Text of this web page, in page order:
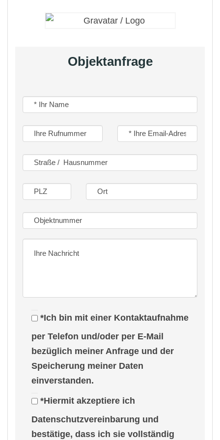
folgende Gewerke wurden bereits modernisiert:
Erneuerung der Abwasserleitungen 1980er
(Kunststoff/Isolierglas)
Erneuerung des Daches Haupthaus 1985
Erneuerung Badezimmer 1988
Erneuerung der Heizung 1995
Verputzen und Dämmung der Fassade 2002
letzte Modernisierung 2015 – Erneuerung der
Küche
Das Haupthaus ist unterkellert:
2 Kellerräume und ein Heizungsraum
Heizung: Baujahr des Wärmeerzeugers 1995
langer Auffahrt.
Das Grundstück ist komplett eingezäunt.
Objektbeschreibung
Glück gerne ein…
Ideal für die junge Familie:
Objektanfrage
*Ich bin mit einer Kontaktaufnahme
per Telefon und/oder per E-Mail
bezüglich meiner Anfrage und der
Speicherung meiner Daten
einverstanden.
*Hiermit akzeptiere ich
Datenschutzvereinbarung und
bestätige, dass ich sie vollständig